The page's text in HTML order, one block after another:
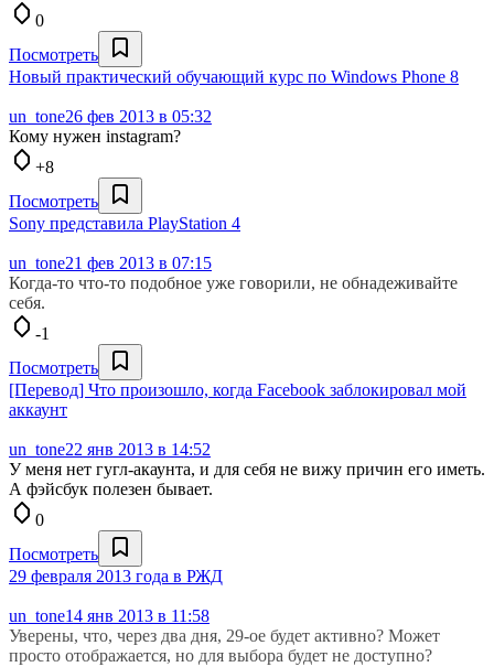
0
Посмотреть
Новый практический обучающий курс по Windows Phone 8
un_tone26 фев 2013 в 05:32
Кому нужен instagram?
+8
Посмотреть
Sony представила PlayStation 4
un_tone21 фев 2013 в 07:15
Когда-то что-то подобное уже говорили, не обнадеживайте
себя.
-1
Посмотреть
[Перевод] Что произошло, когда Facebook заблокировал мой
аккаунт
un_tone22 янв 2013 в 14:52
У меня нет гугл-акаунта, и для себя не вижу причин его иметь.
А фэйсбук полезен бывает.
0
Посмотреть
29 февраля 2013 года в РЖД
un_tone14 янв 2013 в 11:58
Уверены, что, через два дня, 29-ое будет активно? Может
просто отображается, но для выбора будет не доступно?